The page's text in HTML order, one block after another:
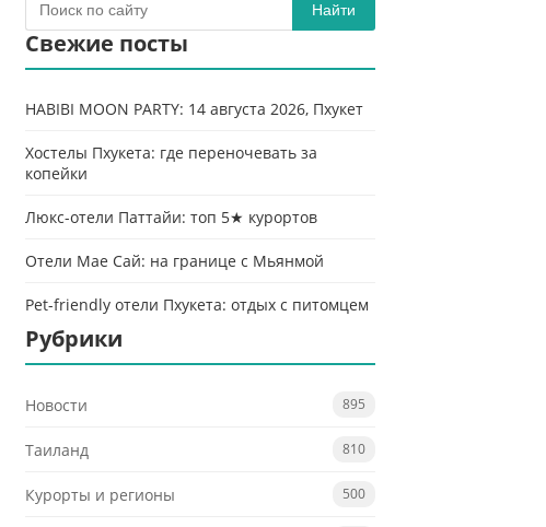
Найти
Свежие посты
HABIBI MOON PARTY: 14 августа 2026, Пхукет
Хостелы Пхукета: где переночевать за
копейки
Люкс-отели Паттайи: топ 5★ курортов
Отели Мае Сай: на границе с Мьянмой
Pet-friendly отели Пхукета: отдых с питомцем
Рубрики
Новости 895
Таиланд 810
Курорты и регионы 500